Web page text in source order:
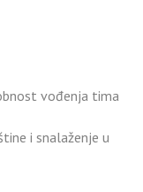
vođenja tima
i snalaženje u